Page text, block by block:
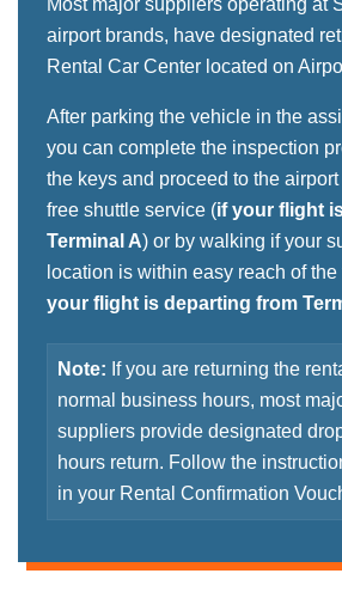
airport brands, have designated
Rental Car Center located on
After parking the vehicle in the
you can complete the inspection
the keys and proceed to the
free shuttle service (if your flight
Terminal A) or by walking if your
location is within easy reach of
your flight is departing from
Note: If you are returning the
normal business hours, most
suppliers provide designated
hours return. Follow the
in your Rental Confirmation